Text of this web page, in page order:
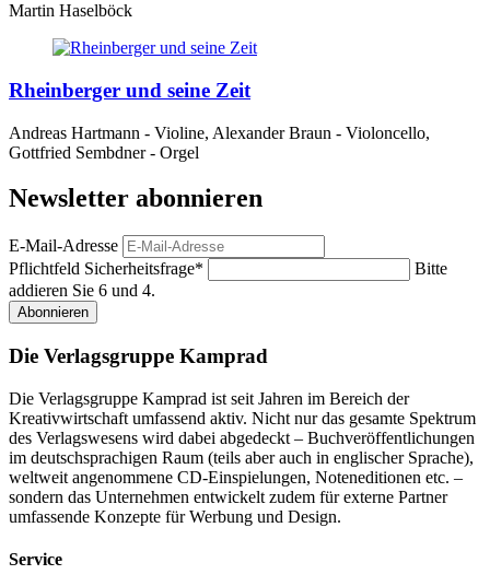
Martin Haselböck
Rheinberger und seine Zeit
Andreas Hartmann - Violine, Alexander Braun - Violoncello,
Gottfried Sembdner - Orgel
Newsletter abonnieren
E-Mail-Adresse
Pflichtfeld Sicherheitsfrage*
Bitte
addieren Sie 6 und 4.
Abonnieren
Die Verlagsgruppe Kamprad
Die Verlagsgruppe Kamprad ist seit Jahren im Bereich der
Kreativwirtschaft umfassend aktiv. Nicht nur das gesamte Spektrum
des Verlagswesens wird dabei abgedeckt – Buchveröffentlichungen
im deutschsprachigen Raum (teils aber auch in englischer Sprache),
weltweit angenommene CD-Einspielungen, Noteneditionen etc. –
sondern das Unternehmen entwickelt zudem für externe Partner
umfassende Konzepte für Werbung und Design.
Service